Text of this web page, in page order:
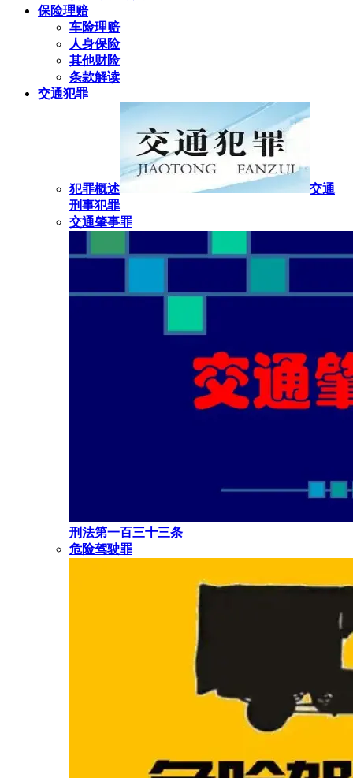
保险理赔
车险理赔
人身保险
其他财险
条款解读
交通犯罪
犯罪概述
交通
刑事犯罪
交通肇事罪
刑法第一百三十三条
危险驾驶罪